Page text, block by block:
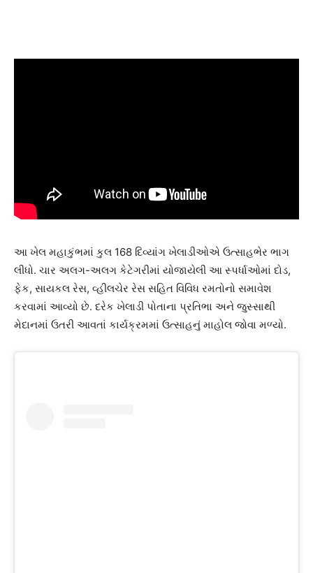
આ ખેલ મહાકુંભમાં કુલ 168 દિવ્યાંગ ખેલાડીઓએ ઉત્સાહભેર ભાગ
લીધો. ચાર અલગ-અલગ કેટેગરીમાં યોજાયેલી આ સ્પર્ધાઓમાં દોડ,
ફેક, સાયકલ રેસ, વ્હીલચેર રેસ સહિત વિવિધ રમતોનો સમાવેશ
કરવામાં આવ્યો છે. દરેક ખેલાડી પોતાના પ્રતિભા અને જુસ્સાથી
મેદાનમાં ઉતરી આવતાં કાર્યક્રમમાં ઉત્સાહનું માહોલ જોવા મળ્યો.